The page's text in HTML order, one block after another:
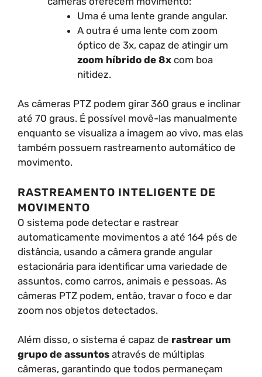
Uma é uma lente grande angular.
A outra é uma lente com zoom
óptico de 3x, capaz de atingir um
zoom híbrido de 8x com boa
nitidez.
As câmeras PTZ podem girar 360 graus e inclinar
até 70 graus. É possível movê-las manualmente
enquanto se visualiza a imagem ao vivo, mas elas
também possuem rastreamento automático de
movimento.
RASTREAMENTO INTELIGENTE DE
MOVIMENTO
O sistema pode detectar e rastrear
automaticamente movimentos a até 164 pés de
distância, usando a câmera grande angular
estacionária para identificar uma variedade de
assuntos, como carros, animais e pessoas. As
câmeras PTZ podem, então, travar o foco e dar
zoom nos objetos detectados.
Além disso, o sistema é capaz de rastrear um
grupo de assuntos através de múltiplas
câmeras, garantindo que todos permaneçam